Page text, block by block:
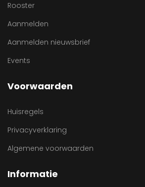
Rooster
Aanmelden
Aanmelden nieuwsbrief
Events
Voorwaarden
Huisregels
Privacyverklaring
Algemene voorwaarden
Informatie